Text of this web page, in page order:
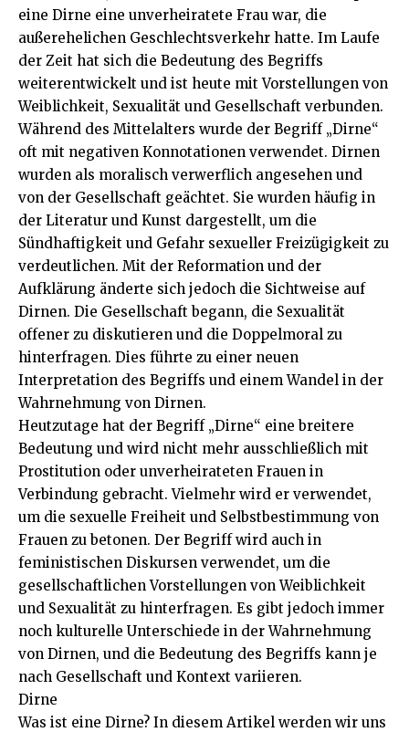
eine Dirne eine unverheiratete Frau war, die
außerehelichen Geschlechtsverkehr hatte. Im Laufe
der Zeit hat sich die Bedeutung des Begriffs
weiterentwickelt und ist heute mit Vorstellungen von
Weiblichkeit, Sexualität und Gesellschaft verbunden.
Während des Mittelalters wurde der Begriff „Dirne“
oft mit negativen Konnotationen verwendet. Dirnen
wurden als moralisch verwerflich angesehen und
von der Gesellschaft geächtet. Sie wurden häufig in
der Literatur und Kunst dargestellt, um die
Sündhaftigkeit und Gefahr sexueller Freizügigkeit zu
verdeutlichen. Mit der Reformation und der
Aufklärung änderte sich jedoch die Sichtweise auf
Dirnen. Die Gesellschaft begann, die Sexualität
offener zu diskutieren und die Doppelmoral zu
hinterfragen. Dies führte zu einer neuen
Interpretation des Begriffs und einem Wandel in der
Wahrnehmung von Dirnen.
Heutzutage hat der Begriff „Dirne“ eine breitere
Bedeutung und wird nicht mehr ausschließlich mit
Prostitution oder unverheirateten Frauen in
Verbindung gebracht. Vielmehr wird er verwendet,
um die sexuelle Freiheit und Selbstbestimmung von
Frauen zu betonen. Der Begriff wird auch in
feministischen Diskursen verwendet, um die
gesellschaftlichen Vorstellungen von Weiblichkeit
und Sexualität zu hinterfragen. Es gibt jedoch immer
noch kulturelle Unterschiede in der Wahrnehmung
von Dirnen, und die Bedeutung des Begriffs kann je
nach Gesellschaft und Kontext variieren.
Dirne
Was ist eine Dirne? In diesem Artikel werden wir uns